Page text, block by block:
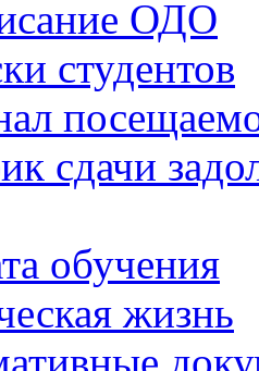
ОДО
студентов
сдачи
обучения
жизнь